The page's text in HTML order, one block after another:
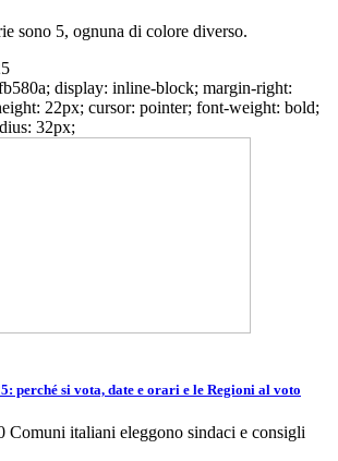
sono 5, ognuna di colore diverso.
display: inline-block; margin-right:
22px; cursor: pointer; font-weight: bold;
32px;
perché si vota, date e orari e le Regioni al voto
Comuni italiani eleggono sindaci e consigli